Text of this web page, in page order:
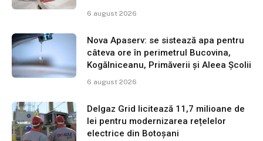
6 august 2026
Nova Apaserv: se sistează apa pentru
câteva ore în perimetrul Bucovina,
Kogălniceanu, Primăverii și Aleea Școlii
6 august 2026
Delgaz Grid licitează 11,7 milioane de
lei pentru modernizarea rețelelor
electrice din Botoșani